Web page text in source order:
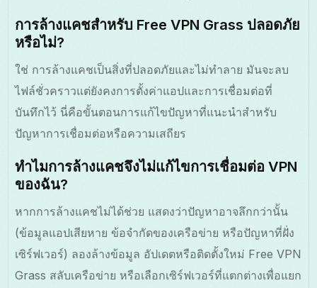
การล้างแคชสำหรับ Free VPN Grass ปลอดภัย
หรือไม่?
ใช่ การล้างแคชเป็นสิ่งที่ปลอดภัยและไม่ทำลาย มันจะลบ
ไฟล์ชั่วคราวแต่ยังคงการตั้งค่าแอปและการเชื่อมต่อที่
บันทึกไว้ นี่คือขั้นตอนการแก้ไขปัญหาที่แนะนำสำหรับ
ปัญหาการเชื่อมต่อหรือความเสถียร
ทำไมการล้างแคชจึงไม่แก้ไขการเชื่อมต่อ VPN
ของฉัน?
หากการล้างแคชไม่ได้ช่วย แสดงว่าปัญหาอาจลึกกว่านั้น
(ข้อมูลแอปเสียหาย ข้อจำกัดของเครือข่าย หรือปัญหาที่ฝั่ง
เซิร์ฟเวอร์) ลองล้างข้อมูล อัปเดตหรือติดตั้งใหม่ Free VPN
Grass สลับเครือข่าย หรือเลือกเซิร์ฟเวอร์ที่แตกต่างเพื่อแยก